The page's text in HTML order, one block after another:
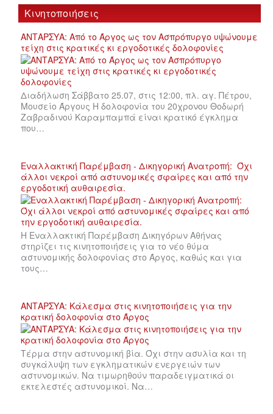
Κινητοποιήσεις
ΑΝΤΑΡΣΥΑ: Από το Άργος ως τον Ασπρόπυργο υψώνουμε
τείχη στις κρατικές κι εργοδοτικές δολοφονίες
Διαδήλωση Σάββατο 25.07, στις 12:00, πλ. αγ. Πέτρου,
Μουσείο Άργους Η δολοφονία του 20χρονου Θοδωρή
Ζαβραδινού Καραμπαμπά είναι κρατικό έγκλημα
που…
Εναλλακτική Παρέμβαση - Δικηγορική Ανατροπή: Όχι
άλλοι νεκροί από αστυνομικές σφαίρες και από την
εργοδοτική αυθαιρεσία.
Η Εναλλακτική Παρέμβαση Δικηγόρων Αθήνας
στηρίζει τις κινητοποιήσεις για το νέο θύμα
αστυνομικής δολοφονίας στο Άργος, καθώς και για
τους…
ΑΝΤΑΡΣΥΑ: Κάλεσμα στις κινητοποιήσεις για την
κρατική δολοφονία στο Άργος
Τέρμα στην αστυνομική βία. Όχι στην ασυλία και τη
συγκάλυψη των εγκληματικών ενεργειών των
αστυνομικών. Να τιμωρηθούν παραδειγματικά οι
εκτελεστές αστυνομικοί. Να…